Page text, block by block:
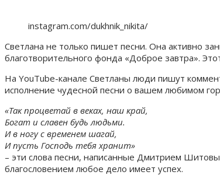
instagram.com/dukhnik_nikita/
Светлана не только пишет песни. Она активно
благотворительного фонда «Доброе завтра».
На YouTube-канале Светланы люди пишут
исполнение чудесной песни о вашем любимом
«Так процветай в веках, наш край,
Богат и славен будь людьми.
И в ногу с временем шагай,
И пусть Господь тебя хранит»
– эти слова песни, написанные Дмитрием
благословением любое дело имеет успех.